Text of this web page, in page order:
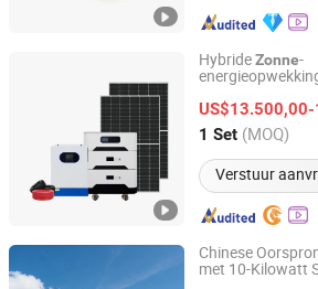
HybrideZonne-
1 Set (MOQ)
Verstuur
Nantong Pinxin New Energy Co., Ltd.
Jiangsu, China Sinds 2025
Chinese
met 10-Kilowatt
Yihai New Material Technology